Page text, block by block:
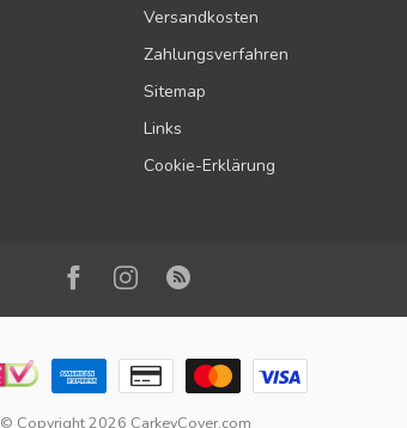
Versandkosten
Zahlungsverfahren
Sitemap
Links
Cookie-Erklärung
© Copyright 2026 CarkeyCover.com